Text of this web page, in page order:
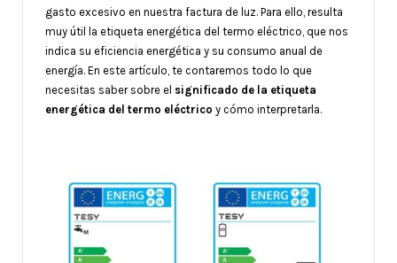
gasto excesivo en nuestra factura de luz. Para ello, resulta
muy útil la etiqueta energética del termo eléctrico, que nos
indica su eficiencia energética y su consumo anual de
energía. En este artículo, te contaremos todo lo que
necesitas saber sobre el significado de la etiqueta
energética del termo eléctrico y cómo interpretarla.